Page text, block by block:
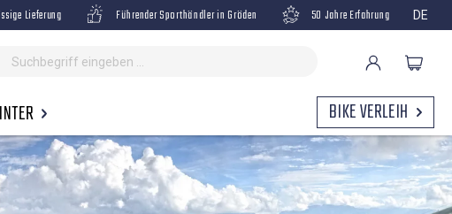
Lieferung Führender Sporthändler in Gröden 50 Jahre Erfahrung DE
BIKE VERLEIH